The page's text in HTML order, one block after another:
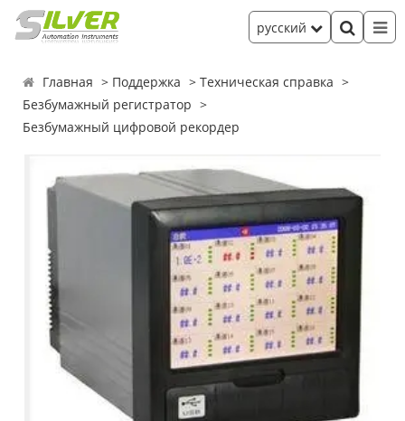
русский
Главная Поддержка
Техническая справка
Безбумажный регистратор
Безбумажный цифровой рекордер